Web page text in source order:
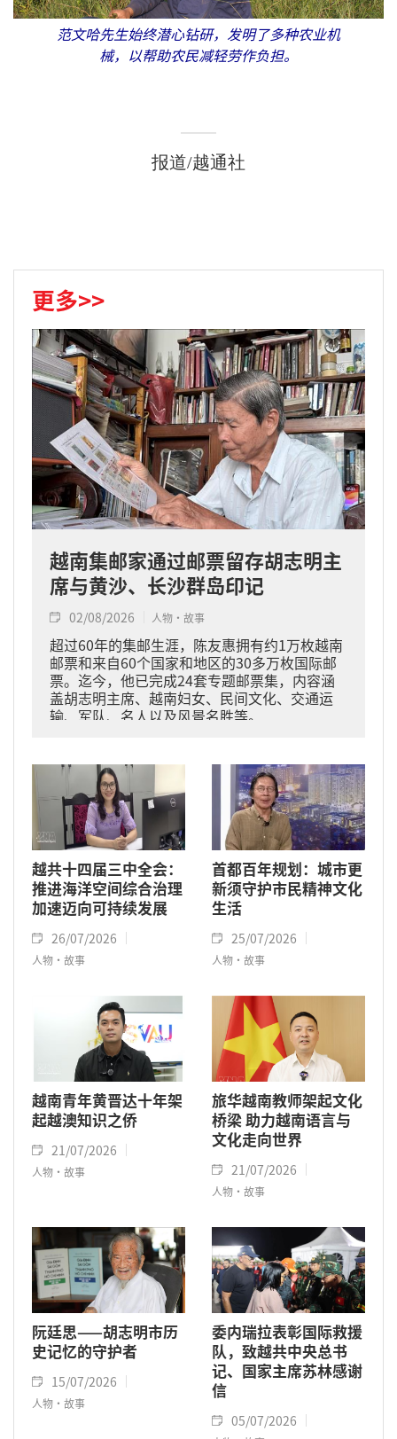
范文哈先生始终潜心钻研，发明了多种农业机
械，以帮助农民减轻劳作负担。
报道/越通社
更多>>
越南集邮家通过邮票留存胡志明主
席与黄沙、长沙群岛印记
02/08/2026 人物·故事
超过60年的集邮生涯，陈友惠拥有约1万枚越南
邮票和来自60个国家和地区的30多万枚国际邮
票。迄今，他已完成24套专题邮票集，内容涵
盖胡志明主席、越南妇女、民间文化、交通运
输、军队、名人以及风景名胜等。
越共十四届三中全会：
推进海洋空间综合治理
加速迈向可持续发展
26/07/2026
人物·故事
首都百年规划：城市更
新须守护市民精神文化
生活
25/07/2026
人物·故事
越南青年黄晋达十年架
起越澳知识之侨
21/07/2026
人物·故事
旅华越南教师架起文化
桥梁 助力越南语言与
文化走向世界
21/07/2026
人物·故事
阮廷思——胡志明市历
史记忆的守护者
15/07/2026
人物·故事
委内瑞拉表彰国际救援
队，致越共中央总书
记、国家主席苏林感谢
信
05/07/2026